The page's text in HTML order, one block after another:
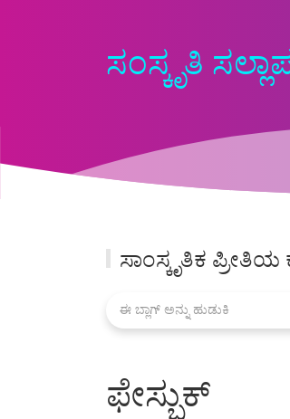
ಸಂಸ್ಕೃತಿ
ಸಾಂಸ್ಕೃತಿಕ
ಫೇಸ್ಬುಕ್